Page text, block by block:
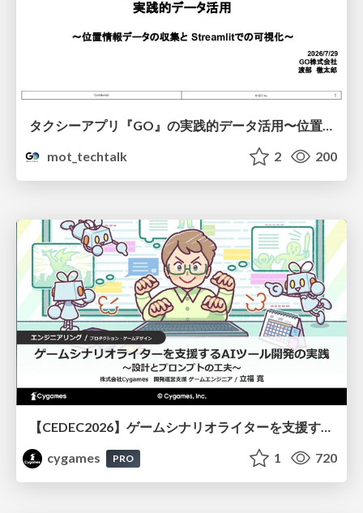
mot_techtalk
2 200
【CEDEC2026】ゲームシナリオライターを支援するAIツール開発の実践 ― 設計とプロンプトの工夫 ―
cygames
PRO 1 720